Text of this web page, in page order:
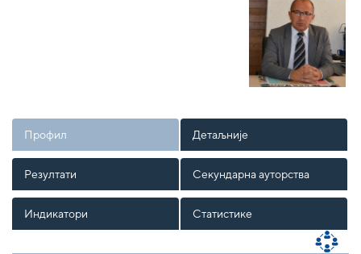
Профил Детаљније
Резултати Секундарна ауторства
Индикатори Статистике